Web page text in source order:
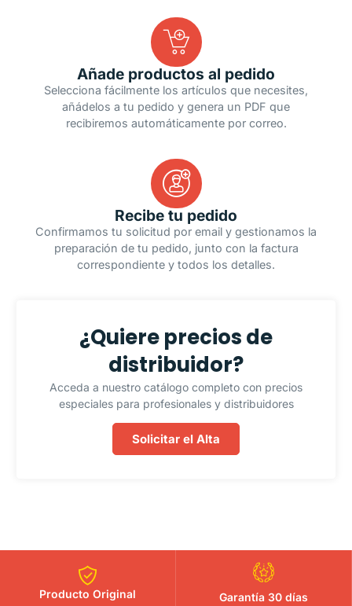
Añade productos al pedido
Selecciona fácilmente los artículos que necesites,
añádelos a tu pedido y genera un PDF que
recibiremos automáticamente por correo.
Recibe tu pedido
Confirmamos tu solicitud por email y gestionamos la
preparación de tu pedido, junto con la factura
correspondiente y todos los detalles.
¿Quiere precios de
distribuidor?
Acceda a nuestro catálogo completo con precios
especiales para profesionales y distribuidores
Solicitar el Alta
Producto Original Garantía 30 días